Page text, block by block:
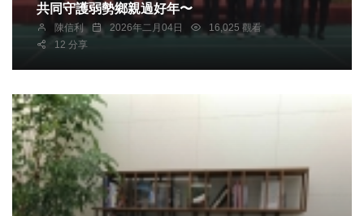
共同守護弱勢鄉親過好年〜
陳信利 2026年二月04日
16,025 觀看
12 分享